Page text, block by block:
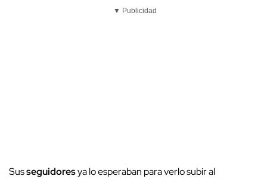
▼ Publicidad
Susseguidoresya lo esperaban para verlo subir al